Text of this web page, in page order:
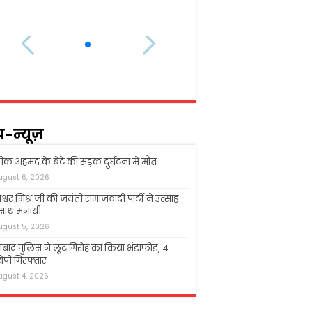
न्यूज़
अहमद के बेटे की सड़क दुर्घटना में मौत
6, 2026
मिश्र जी की जयंती समाजवादी पार्टी ने उत्साह
मनायी
5, 2026
पुलिस ने लूट गिरोह का किया भंडाफोड़, 4
गिरफ्तार
4, 2026